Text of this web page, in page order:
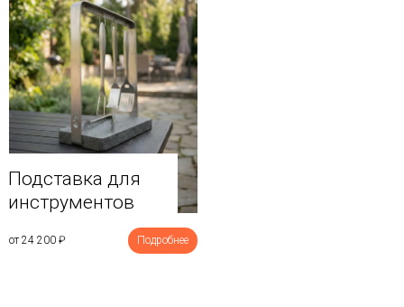
Подставка для
инструментов
от 24 200 ₽ Подробнее